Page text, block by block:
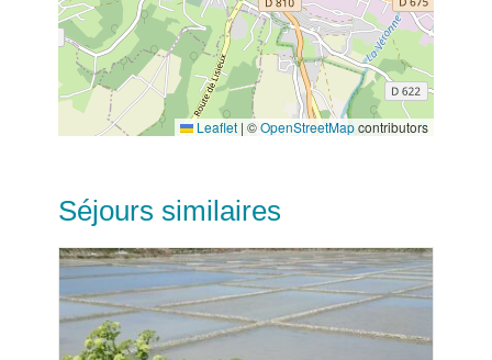
Leaflet | ©OpenStreetMapcontributors
Séjours similaires